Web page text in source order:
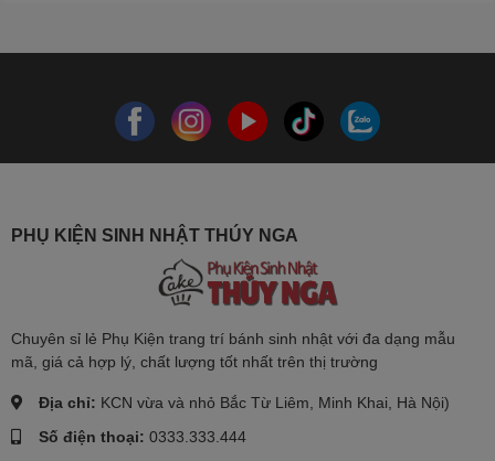
PHỤ KIỆN SINH NHẬT THÚY NGA
Chuyên sỉ lẻ Phụ Kiện trang trí bánh sinh nhật với đa dạng mẫu
mã, giá cả hợp lý, chất lượng tốt nhất trên thị trường
Địa chỉ: KCN vừa và nhỏ Bắc Từ Liêm, Minh Khai, Hà Nội)
Số điện thoại: 0333.333.444